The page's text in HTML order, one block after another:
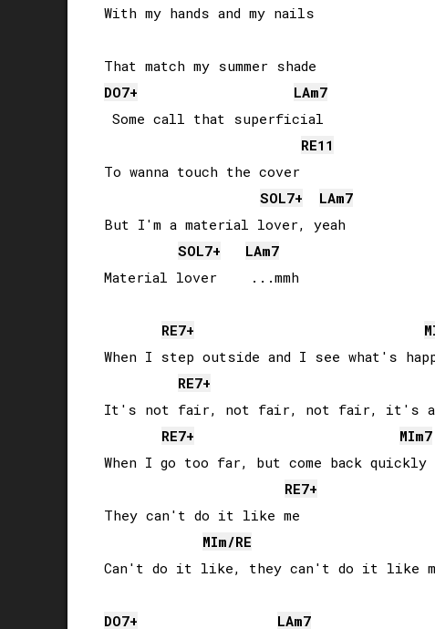
With my hands and my nails
DO7+ LAm7
Some call that superficial
RE11
To wanna touch the cover
SOL7+ LAm7
But I'm a material lover, yeah
SOL7+ LAm7
RE7+
When I step outside and I see what's
RE7+
It's not fair, not fair, not fair, it's a
RE7+ MIm7
When I go too far, but come back quickly
RE7+
They can't do it like me
MIm/RE
DO7+ LAm7